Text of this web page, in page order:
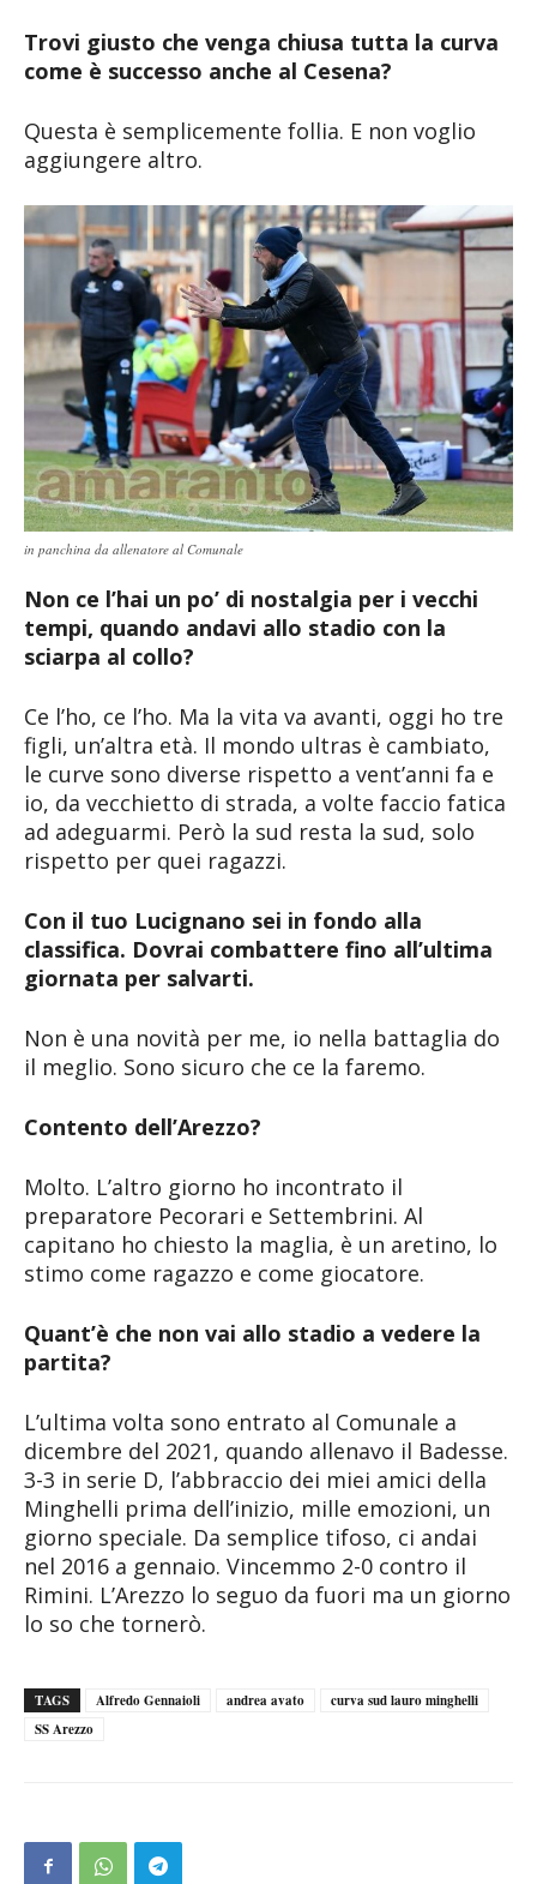
Trovi giusto che venga chiusa tutta la curva
come è successo anche al Cesena?
Questa è semplicemente follia. E non voglio
aggiungere altro.
in panchina da allenatore al Comunale
Non ce l’hai un po’ di nostalgia per i vecchi
tempi, quando andavi allo stadio con la
sciarpa al collo?
Ce l’ho, ce l’ho. Ma la vita va avanti, oggi ho tre
figli, un’altra età. Il mondo ultras è cambiato,
le curve sono diverse rispetto a vent’anni fa e
io, da vecchietto di strada, a volte faccio fatica
ad adeguarmi. Però la sud resta la sud, solo
rispetto per quei ragazzi.
Con il tuo Lucignano sei in fondo alla
classifica. Dovrai combattere fino all’ultima
giornata per salvarti.
Non è una novità per me, io nella battaglia do
il meglio. Sono sicuro che ce la faremo.
Contento dell’Arezzo?
Molto. L’altro giorno ho incontrato il
preparatore Pecorari e Settembrini. Al
capitano ho chiesto la maglia, è un aretino, lo
stimo come ragazzo e come giocatore.
Quant’è che non vai allo stadio a vedere la
partita?
L’ultima volta sono entrato al Comunale a
dicembre del 2021, quando allenavo il Badesse.
3-3 in serie D, l’abbraccio dei miei amici della
Minghelli prima dell’inizio, mille emozioni, un
giorno speciale. Da semplice tifoso, ci andai
nel 2016 a gennaio. Vincemmo 2-0 contro il
Rimini. L’Arezzo lo seguo da fuori ma un giorno
lo so che tornerò.
TAGS Alfredo Gennaioli andrea avato
curva sud lauro minghelli
SS Arezzo